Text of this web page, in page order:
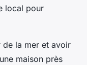
local pour
de la mer et avoir
maison près